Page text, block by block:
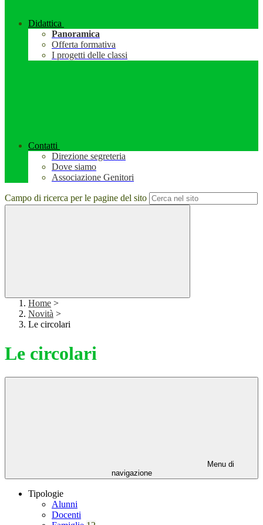
Didattica
Panoramica
Offerta formativa
I progetti delle classi
Contatti
Direzione segreteria
Dove siamo
Associazione Genitori
Campo di ricerca per le pagine del sito
Home >
Novità >
Le circolari
Le circolari
Menu di
navigazione
Tipologie
Alunni
Docenti